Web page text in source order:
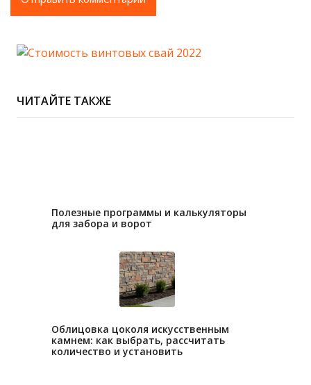
ЧИТАЙТЕ ТАКЖЕ
Полезные программы и калькуляторы
для забора и ворот
Облицовка цоколя искусственным
камнем: как выбрать, рассчитать
количество и установить